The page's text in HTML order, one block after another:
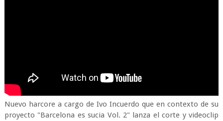
Nuevo harcore a cargo de Ivo Incuerdo que en contexto de su
proyecto "Barcelona es sucia Vol. 2" lanza el corte y videoclip